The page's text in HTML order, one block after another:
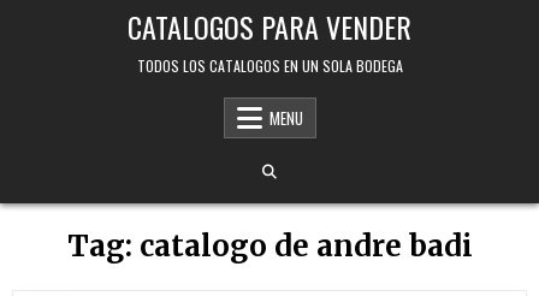
CATALOGOS PARA VENDER
TODOS LOS CATALOGOS EN UN SOLA BODEGA
MENU
Tag: catalogo de andre badi